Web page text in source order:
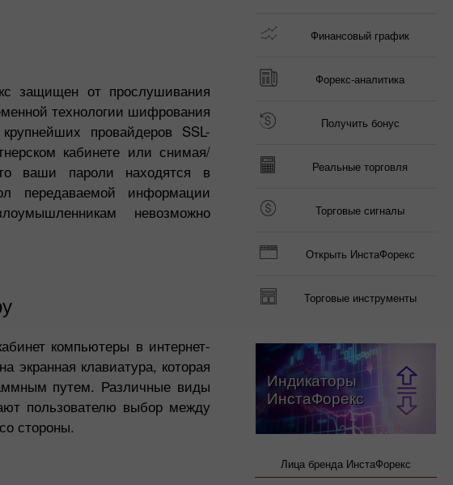
защищен от прослушивания
технологии шифрования
провайдеров SSL-
кабинете или снимая/
ваши пароли находятся в
передаваемой информации
невозможно
компьютеры в интернет-
экранная клавиатура, которая
путем. Различные виды
пользователю выбор между
стороны.
Финансовый график
Форекс-аналитика
Получить бонус
Реальные торговля
Торговые сигналы
Открыть ИнстаФорекс
Торговые инструменты
Индикаторы
ИнстаФорекс
Лица бренда ИнстаФорекс